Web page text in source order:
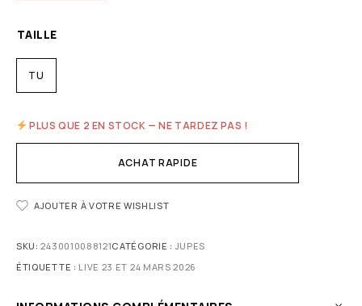
TAILLE
TU
PLUS QUE 2 EN STOCK — NE TARDEZ PAS !
ACHAT RAPIDE
AJOUTER À VOTRE WISHLIST
SKU:2430010088121CATÉGORIE :JUPES
ÉTIQUETTE : LIVE 23 ET 24 MARS 2026